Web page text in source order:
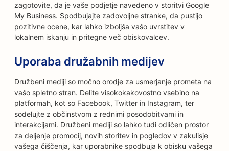
zagotovite, da je vaše podjetje navedeno v storitvi Google
My Business. Spodbujajte zadovoljne stranke, da pustijo
pozitivne ocene, kar lahko izboljša vašo uvrstitev v
lokalnem iskanju in pritegne več obiskovalcev.
Uporaba družabnih medijev
Družbeni mediji so močno orodje za usmerjanje prometa na
vašo spletno stran. Delite visokokakovostno vsebino na
platformah, kot so Facebook, Twitter in Instagram, ter
sodelujte z občinstvom z rednimi posodobitvami in
interakcijami. Družbeni mediji so lahko tudi odličen prostor
za deljenje promocij, novih storitev in pogledov v zakulisje
vašega čiščenja, kar uporabnike spodbuja k obisku vašega